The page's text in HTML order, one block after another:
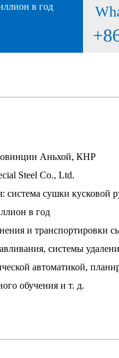
в год
Аньхой, КНР
Steel Co., Ltd.
система сушки кусковой
в год
и транспортировки
системы
автоматикой,
обучения и т. д.